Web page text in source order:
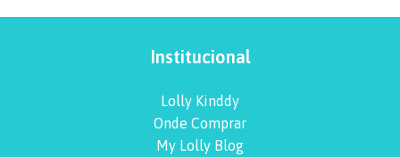
Institucional
Lolly Kinddy
Onde Comprar
My Lolly Blog